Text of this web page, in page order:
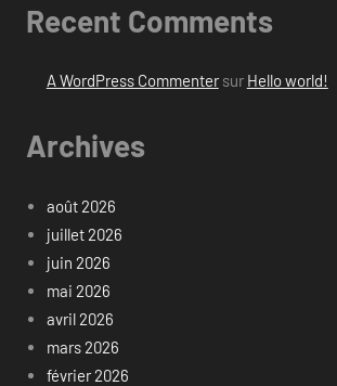
Recent Comments
A WordPress Commentersur Hello world!
Archives
août 2026
juillet 2026
juin 2026
mai 2026
avril 2026
mars 2026
février 2026